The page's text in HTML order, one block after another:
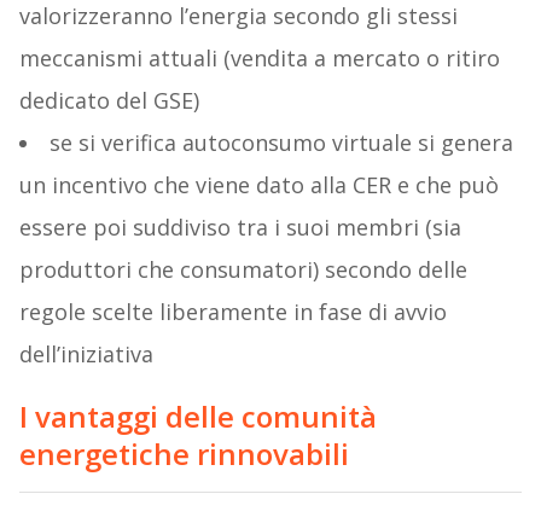
valorizzeranno l’energia secondo gli stessi
meccanismi attuali (vendita a mercato o ritiro
dedicato del GSE)
se si verifica autoconsumo virtuale si genera
un incentivo che viene dato alla CER e che può
essere poi suddiviso tra i suoi membri (sia
produttori che consumatori) secondo delle
regole scelte liberamente in fase di avvio
dell’iniziativa
I vantaggi delle comunità
energetiche rinnovabili